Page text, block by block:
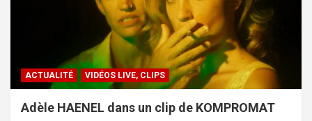
ACTUALITÉ VIDÉOS LIVE, CLIPS
Adèle HAENEL dans un clip de KOMPROMAT